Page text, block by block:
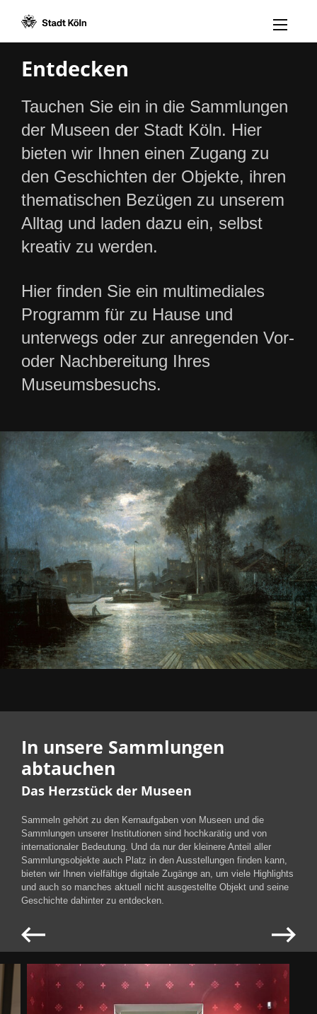
Menü
Entdecken
Tauchen Sie ein in die Sammlungen
der Museen der Stadt Köln. Hier
bieten wir Ihnen einen Zugang zu
den Geschichten der Objekte, ihren
thematischen Bezügen zu unserem
Alltag und laden dazu ein, selbst
kreativ zu werden.
Hier finden Sie ein multimediales
Programm für zu Hause und
unterwegs oder zur anregenden Vor-
oder Nachbereitung Ihres
Museumsbesuchs.
In unsere Sammlungen
abtauchen
Das Herzstück der Museen
Sammeln gehört zu den Kernaufgaben von Museen und die
Sammlungen unserer Institutionen sind hochkarätig und von
internationaler Bedeutung. Und da nur der kleinere Anteil aller
Sammlungsobjekte auch Platz in den Ausstellungen finden kann,
bieten wir Ihnen vielfältige digitale Zugänge an, um viele Highlights
und auch so manches aktuell nicht ausgestellte Objekt und seine
Geschichte dahinter zu entdecken.